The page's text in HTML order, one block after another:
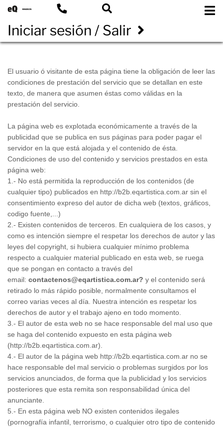
Iniciar sesión / Salir
El usuario ó visitante de esta página tiene la obligación de leer las
condiciones de prestación del servicio que se detallan en este
texto, de manera que asumen éstas como válidas en la
prestación del servicio.
La página web es explotada económicamente a través de la
publicidad que se publica en sus páginas para poder pagar el
servidor en la que está alojada y el contenido de ésta.
Condiciones de uso del contenido y servicios prestados en esta
página web:
1.- No está permitida la reproducción de los contenidos (de
cualquier tipo) publicados en http://b2b.eqartistica.com.ar sin el
consentimiento expreso del autor de dicha web (textos, gráficos,
codigo fuente,...)
2.- Existen contenidos de terceros. En cualquiera de los casos, y
como es intención siempre el respetar los derechos de autor y las
leyes del copyright, si hubiera cualquier mínimo problema
respecto a cualquier material publicado en esta web, se ruega
que se pongan en contacto a través del
email: contactenos@eqartistica.com.ar? y el contenido será
retirado lo más rápido posible, normalmente consultamos el
correo varias veces al día. Nuestra intención es respetar los
derechos de autor y el trabajo ajeno en todo momento.
3.- El autor de esta web no se hace responsable del mal uso que
se haga del contenido expuesto en esta página web
(http://b2b.eqartistica.com.ar).
4.- El autor de la página web http://b2b.eqartistica.com.ar no se
hace responsable del mal servicio o problemas surgidos por los
servicios anunciados, de forma que la publicidad y los servicios
posteriores que esta remita son responsabilidad única del
anunciante.
5.- En esta página web NO existen contenidos ilegales
(pornografía infantil, terrorismo, o cualquier otro tipo de contenido